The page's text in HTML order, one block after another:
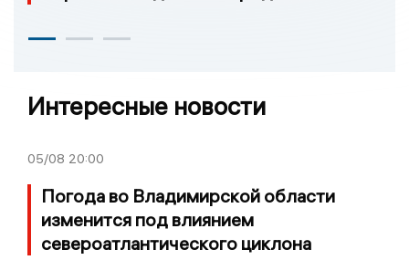
Интересные новости
05/08 20:00
Погода во Владимирской области
изменится под влиянием
североатлантического циклона